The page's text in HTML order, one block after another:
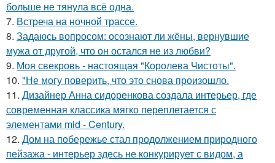
больше не тянула всё одна.
7. Встреча на ночной трассе.
8. Задаюсь вопросом: осознают ли жёны, вернувшие
мужа от другой, что он остался не из любви?
9. Моя свекровь - настоящая "Королева Чистоты".
10. "Не могу поверить, что это снова произошло.
11. Дизайнер Анна сидоренкова создала интерьер, где
современная классика мягко переплетается с
элементами mid - Century.
12. Дом на побережье стал продолжением природного
пейзажа - интерьер здесь не конкурирует с видом, а